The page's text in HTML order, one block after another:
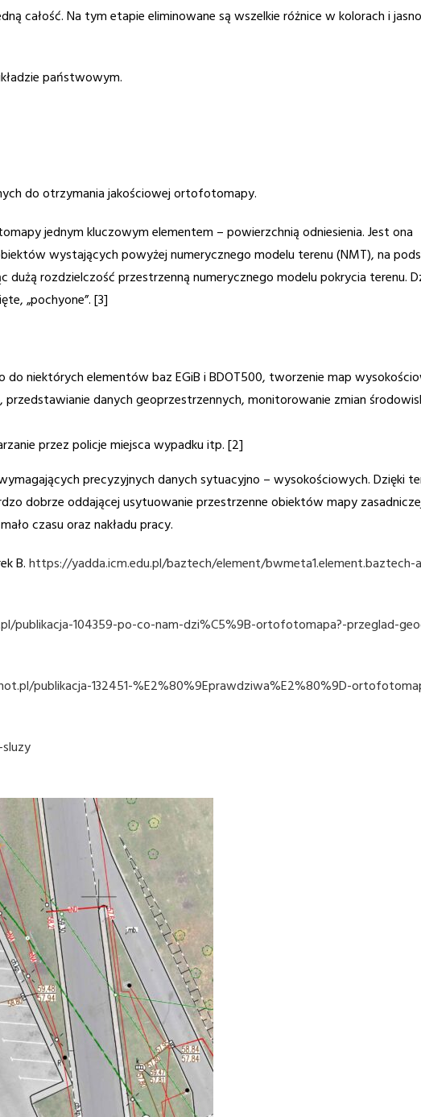
całość. Na tym etapie eliminowane są wszelkie różnice w kolorach i
państwowym.
do otrzymania jakościowej ortofotomapy.
jednym kluczowym elementem – powierzchnią odniesienia. Jest ona
wystających powyżej numerycznego modelu terenu (NMT), na
rozdzielczość przestrzenną numerycznego modelu pokrycia terenu.
„pochyone”. [3]
niektórych elementów baz EGiB i BDOT500, tworzenie map
danych geoprzestrzennych, monitorowanie zmian
przez policje miejsca wypadku itp. [2]
precyzyjnych danych sytuacyjno – wysokościowych. Dzięki
dobrze oddającej usytuowanie przestrzenne obiektów mapy
czasu oraz nakładu pracy.
B.https://yadda.icm.edu.pl/baztech/element/bwmeta1.element.baztech-
publikacja-104359-po-co-nam-dzi%C5%9B-ortofotomapa?-przeglad-
publikacja-132451-%E2%80%9Eprawdziwa%E2%80%9D-